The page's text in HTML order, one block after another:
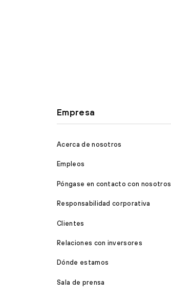
Empresa
Acerca de nosotros
Empleos
Póngase en contacto con nosotros
Responsabilidad corporativa
Clientes
Relaciones con inversores
Dónde estamos
Sala de prensa